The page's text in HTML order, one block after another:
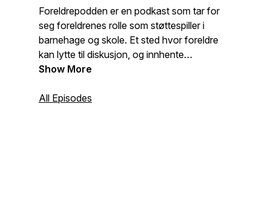
Foreldrepodden er en podkast som tar for
seg foreldrenes rolle som støttespiller i
barnehage og skole. Et sted hvor foreldre
kan lytte til diskusjon, og innhente
informasjon og tips i en travel hverdag.
Show More
All Episodes